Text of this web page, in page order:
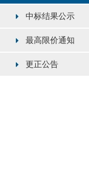
中标结果公示
最高限价通知
更正公告